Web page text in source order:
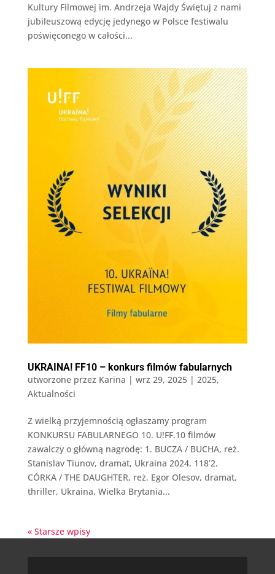
Kultury Filmowej im. Andrzeja Wajdy Świętuj z nami
jubileuszową edycję jedynego w Polsce festiwalu
poświęconego w całości...
UKRAINA! FF10 – konkurs filmów fabularnych
utworzone przez Karina | wrz 29, 2025| 2025,
Aktualności
Z wielką przyjemnością ogłaszamy program
KONKURSU FABULARNEGO 10. U!FF.10 filmów
zawalczy o główną nagrodę: 1. BUCZA / BUCHA, reż.
Stanislav Tiunov, dramat, Ukraina 2024, 118’2.
CÓRKA / THE DAUGHTER, reż. Egor Olesov, dramat,
thriller, Ukraina, Wielka Brytania...
« Starsze wpisy